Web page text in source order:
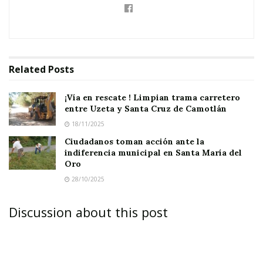
Pequeñas tareas que suman grandes
Related Posts
¡Vía en rescate ! Limpian trama carretero
entre Uzeta y Santa Cruz de Camotlán
18/11/2025
Ciudadanos toman acción ante la
indiferencia municipal en Santa María del
Oro
28/10/2025
Discussion about this post